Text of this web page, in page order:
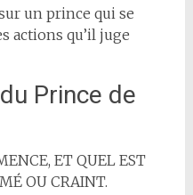
un prince qui se
actions qu’il juge
Prince de
ET QUEL EST
OU CRAINT.